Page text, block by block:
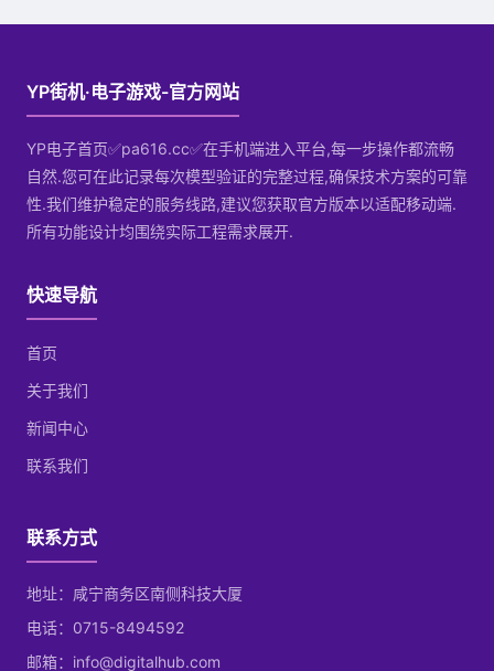
YP街机·电子游戏-官方网站
YP电子首页✅pa616.cc✅在手机端进入平台,每一步操作都流畅
自然.您可在此记录每次模型验证的完整过程,确保技术方案的可靠
性.我们维护稳定的服务线路,建议您获取官方版本以适配移动端.
所有功能设计均围绕实际工程需求展开.
快速导航
首页
关于我们
新闻中心
联系我们
联系方式
地址：咸宁商务区南侧科技大厦
电话：0715-8494592
邮箱：info@digitalhub.com